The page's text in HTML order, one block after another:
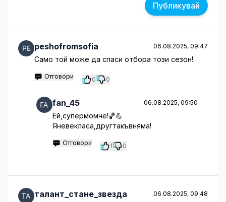
Публикувай
peshofromsofia 06.08.2025, 09:47
Само той може да спаси отбора този сезон!
Отговори 0 0
fan_45 06.08.2025, 09:50
Ей,супермомче!🏀💪
Яневекласа,другтакъвняма!
Отговори 1 0
талант_стане_звезда 06.08.2025, 09:48